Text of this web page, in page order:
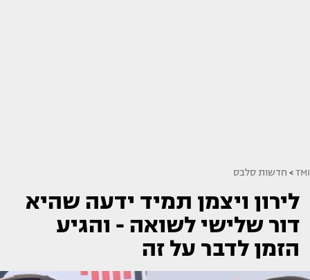
TMI
> חדשות סלבס
לירון ויצמן תמיד ידעה שהיא
דור שלישי לשואה - והגיע
הזמן לדבר על זה